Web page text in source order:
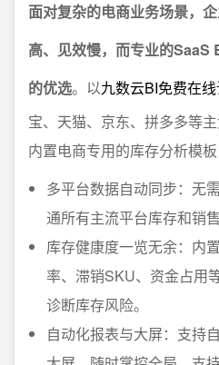
面对复杂的电商业务场景，
高、见效慢，而专业的SaaS
的优选。以九数云BI免费在
宝、天猫、京东、拼多多等
内置电商专用的库存分析模板
多平台数据自动同步：无
通所有主流平台库存和销
库存健康度一览无余：内
率、滞销SKU、资金占用
诊断库存风险。
自动化报表与大屏：支持